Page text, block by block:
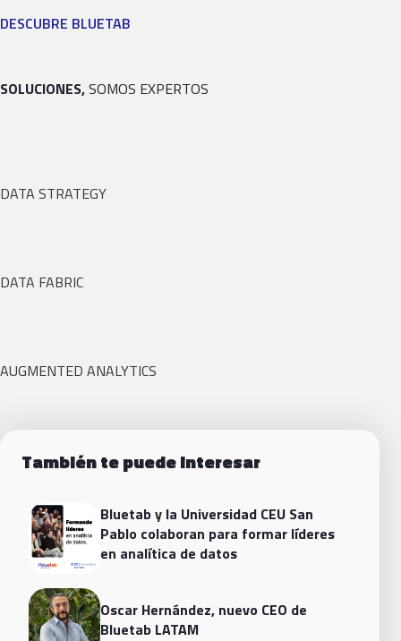
DESCUBRE BLUETAB
SOLUCIONES,SOMOS EXPERTOS
DATA STRATEGY
DATA FABRIC
AUGMENTED ANALYTICS
También te puede interesar
Bluetab y la Universidad CEU San
Pablo colaboran para formar líderes
en analítica de datos
Oscar Hernández, nuevo CEO de
Bluetab LATAM